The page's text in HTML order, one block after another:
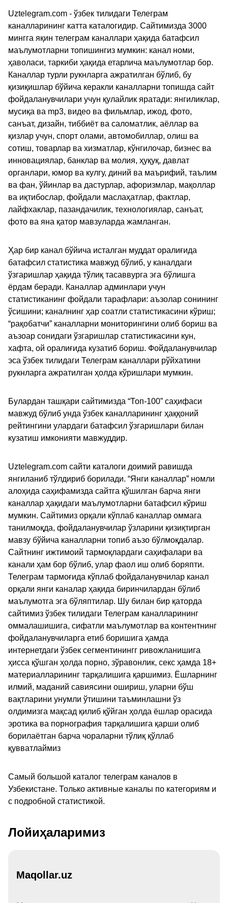
Uztelegram.com - ўзбек тилидаги Телеграм
каналларининг катта каталогидир. Сайтимизда 3000
мингга яқин телеграм каналлари ҳақида батафсил
маълумотларни топишингиз мумкин: канал номи,
ҳаволаси, таркиби ҳақида етарлича маълумотлар бор.
Каналлар турли рукнларга ажратилган бўлиб, бу
қизиқишлар бўйича керакли каналларни топишда сайт
фойдаланувчилари учун қулайлик яратади: янгиликлар,
мусиқа ва mp3, видео ва фильмлар, ижод, фото,
санъат, дизайн, тиббиёт ва саломатлик, аёллар ва
қизлар учун, спорт олами, автомобиллар, олиш ва
сотиш, товарлар ва хизматлар, кўнгилочар, бизнес ва
инновациялар, банклар ва молия, ҳуқуқ, давлат
органлари, юмор ва кулгу, диний ва маърифий, таълим
ва фан, ўйинлар ва дастурлар, афоризмлар, мақоллар
ва иқтибослар, фойдали маслаҳатлар, фактлар,
лайфхаклар, пазандачилик, технологиялар, санъат,
фото ва яна қатор мавзуларда жамланган.
Ҳар бир канал бўйича исталган муддат оралиғида
батафсил статистика мавжуд бўлиб, у каналдаги
ўзгаришлар ҳақида тўлиқ тасаввурга эга бўлишга
ёрдам беради. Каналлар админлари учун
статистиканинг фойдали тарафлари: аъзолар сонининг
ўсишини; каналнинг ҳар соатли статистикасини кўриш;
“рақобатчи” каналларни мониторингини олиб бориш ва
аъзоар сонидаги ўзгаришлар статистикасини кун,
хафта, ой оралиғида кузатиб бориш. Фойдаланувчилар
эса ўзбек тилидаги Телеграм каналлари рўйхатини
рукнларга ажратилган ҳолда кўришлари мумкин.
Булардан ташқари сайтимизда “Топ-100” саҳифаси
мавжуд бўлиб унда ўзбек каналларининг ҳаққоний
рейтингини улардаги батафсил ўзгаришлари билан
кузатиш имконияти мавжуддир.
Uztelegram.com сайти каталоги доимий равишда
янгиланиб тўлдириб борилади. “Янги каналлар” номли
алоҳида саҳифамизда сайтга қўшилган барча янги
каналлар ҳақидаги маълумотларни батафсил кўриш
мумкин. Сайтимиз орқали кўплаб каналлар оммага
танилмоқда, фойдаланувчилар ўзларини қизиқтирган
мавзу бўйича каналларни топиб аъзо бўлмоқдалар.
Сайтнинг ижтимоий тармоқлардаги саҳифалари ва
канали ҳам бор бўлиб, улар фаол иш олиб боряпти.
Телеграм тармоғида кўплаб фойдаланувчилар канал
орқали янги каналар ҳақида биринчилардан бўлиб
маълумотга эга бўляптилар. Шу билан бир қаторда
сайтимиз ўзбек тилидаги Телеграм каналларининг
оммалашишига, сифатли маълумотлар ва контентнинг
фойдаланувчиларга етиб боришига ҳамда
интернетдаги ўзбек сегментинингг ривожланишига
ҳисса қўшган ҳолда порно, зўравонлик, секс ҳамда 18+
материалларининг тарқалишига қаршимиз. Ёшларнинг
илмий, маданий савиясини ошириш, уларни бўш
вақтларини унумли ўтишини таъминлашни ўз
олдимизга мақсад қилиб қўйган ҳолда ёшлар орасида
эротика ва порнография тарқалишига қарши олиб
борилаётган барча чораларни тўлиқ қўллаб
қувватлаймиз
Самый большой каталог телеграм каналов в
Узбекистане. Только активные каналы по категориям и
с подробной статистикой.
Лойиҳаларимиз
Maqollar.uz